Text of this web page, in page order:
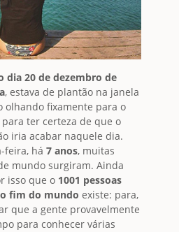
dia 20 de dezembro de
, estava de plantão na janela
olhando fixamente para o
para ter certeza de que o
iria acabar naquele dia.
feira, há 7 anos, muitas
mundo surgiram. Ainda
isso que o 1001 pessoas
fim do mundo existe: para,
que a gente provavelmente
para conhecer várias